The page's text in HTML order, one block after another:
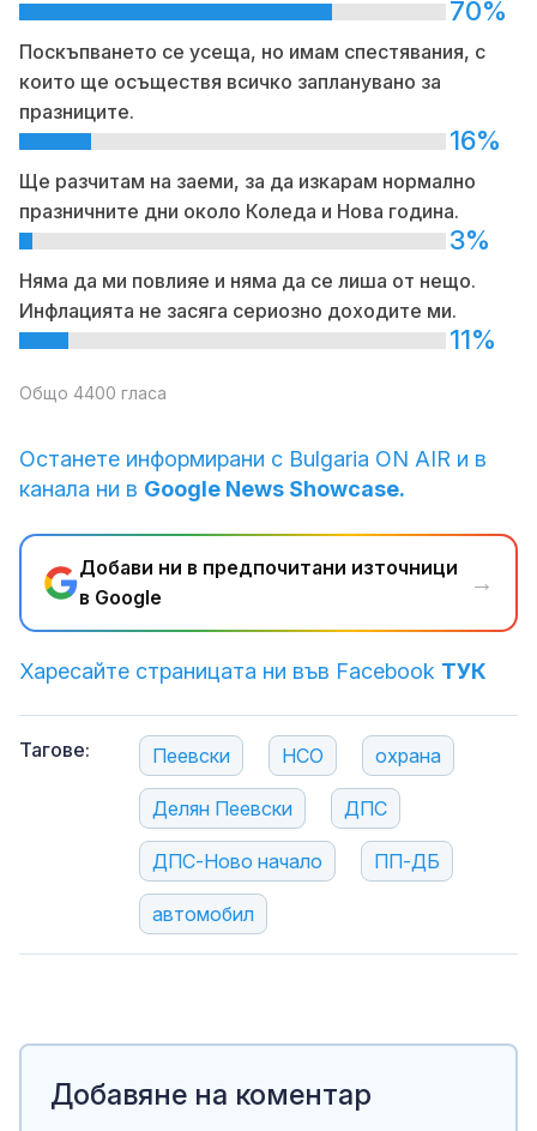
70%
Поскъпването се усеща, но имам спестявания, с
които ще осъществя всичко запланувано за
празниците.
16%
Ще разчитам на заеми, за да изкарам нормално
празничните дни около Коледа и Нова година.
3%
Няма да ми повлияе и няма да се лиша от нещо.
Инфлацията не засяга сериозно доходите ми.
11%
Общо 4400 гласа
Останете информирани с Bulgaria ON AIR и в
канала ни в Google News Showcase.
Добави ни в предпочитани източници
в Google
→
Харесайте страницата ни във Facebook ТУК
Тагове: Пеевски НСО охрана
Делян Пеевски ДПС
ДПС-Ново начало ПП-ДБ
автомобил
Добавяне на коментар